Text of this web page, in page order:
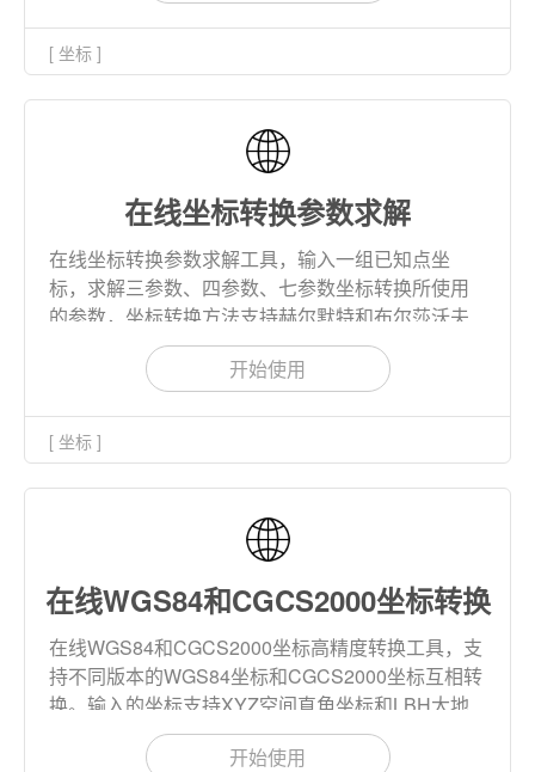
[ 坐标 ]
在线坐标转换参数求解
在线坐标转换参数求解工具，输入一组已知点坐
标，求解三参数、四参数、七参数坐标转换所使用
的参数，坐标转换方法支持赫尔默特和布尔莎沃夫
模型，输入坐标支持输入2D和3D坐标，支持输入空
间直角坐标和大地坐标。开始使用
[ 坐标 ]
在线WGS84和CGCS2000坐标转换
在线WGS84和CGCS2000坐标高精度转换工具，支
持不同版本的WGS84坐标和CGCS2000坐标互相转
换。输入的坐标支持XYZ空间直角坐标和LBH大地
坐标。转换支持历元计算和ITRF框架间坐标转换。
开始使用